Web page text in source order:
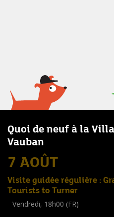
Quoi de neuf à la Villa
Vauban
7 AOÛT
Visite guidée régulière :
Tourists to Turner
Vendredi, 18h00 (FR)